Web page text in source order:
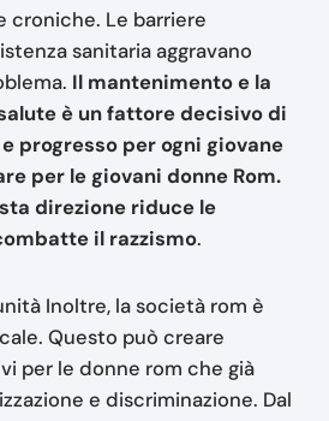
croniche. Le barriere
sanitaria aggravano
Il mantenimento e la
è un fattore decisivo di
progresso per ogni giovane
per le giovani donne Rom.
direzione riduce le
il razzismo.
Inoltre, la società rom è
Questo può creare
per le donne rom che già
e discriminazione. Dal